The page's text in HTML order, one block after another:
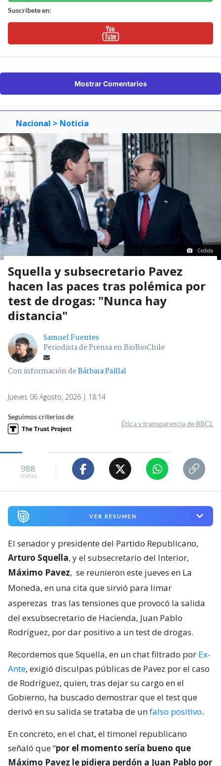
Suscríbete en:
Mostrar Comentarios
Nacional > Noticia
Cedida
Squella y subsecretario Pavez
hacen las paces tras polémica por
test de drogas: "Nunca hay
distancia"
Samuel Fuentes
Periodista de Prensa en BioBioChile
Con información deBárbara Paillal
Jueves 06 Agosto, 2026 | 18:14
Seguimos criterios de
Ética y transparencia de BBCL
988
visitas
VER RESUMEN
El senador y presidente del Partido Republicano,
Arturo Squella, y el subsecretario del Interior,
Máximo Pavez, se reunieron este jueves en La
Moneda, en una cita que sirvió para limar
asperezas tras las tensiones que provocó la salida
del exsubsecretario de Hacienda, Juan Pablo
Rodríguez, por dar positivo a un test de drogas.
Recordemos que Squella, en un chat filtrado por Ex-
Ante, exigió disculpas públicas de Pavez por el caso
de Rodríguez, quien, tras dejar su cargo en el
Gobierno, ha buscado demostrar que el test que
derivó en su salida se trataba de unfalso positivo.
En concreto, en el chat, el timonel republicano
señaló que “por el momento sería bueno que
Máximo Pavez le pidiera perdón a Juan Pablo por